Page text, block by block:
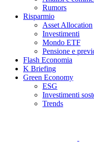
Rumors
Risparmio
Asset Allocation
Investimenti
Mondo ETF
Pensione e
Flash Economia
K Briefing
Green Economy
ESG
Investimenti
Trends